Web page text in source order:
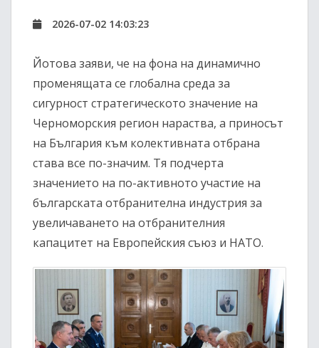
2026-07-02 14:03:23
Йотова заяви, че на фона на динамично
променящата се глобална среда за
сигурност стратегическото значение на
Черноморския регион нараства, а приносът
на България към колективната отбрана
става все по-значим. Тя подчерта
значението на по-активното участие на
българската отбранителна индустрия за
увеличаването на отбранителния
капацитет на Европейския съюз и НАТО.